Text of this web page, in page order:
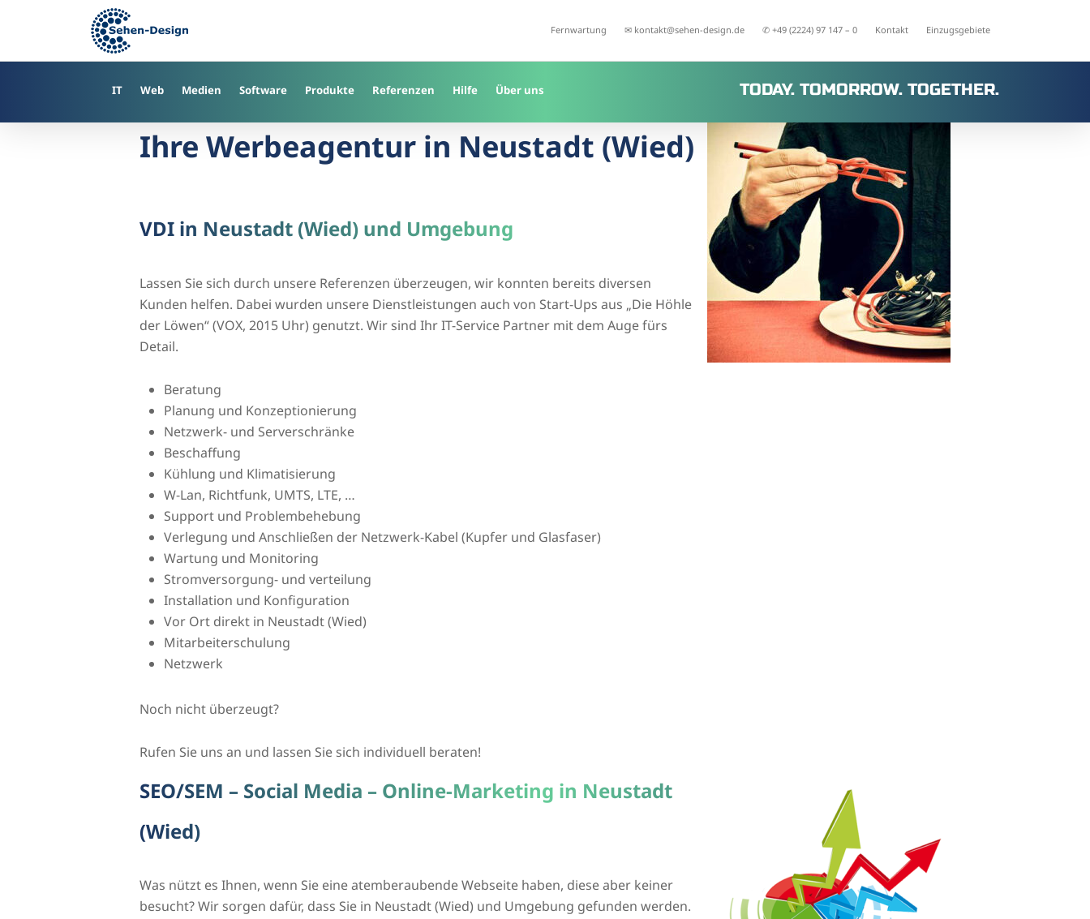
Fernwartung ✉ kontakt@sehen-design.de ✆ +49 (2224) 97 147 – 0 Kontakt Einzugsgebiete
IT Web Medien Software Produkte Referenzen Hilfe Über uns TODAY. TOMORROW. TOGETHER.
Ihre Werbeagentur in Neustadt (Wied)
VDI in Neustadt (Wied) und Umgebung
Lassen Sie sich durch unsere Referenzen überzeugen, wir konnten bereits diversen
Kunden helfen. Dabei wurden unsere Dienstleistungen auch von Start-Ups aus „Die Höhle
der Löwen“ (VOX, 2015 Uhr) genutzt. Wir sind Ihr IT-Service Partner mit dem Auge fürs
Detail.
Beratung
Planung und Konzeptionierung
Netzwerk- und Serverschränke
Beschaffung
Kühlung und Klimatisierung
W-Lan, Richtfunk, UMTS, LTE, …
Support und Problembehebung
Verlegung und Anschließen der Netzwerk-Kabel (Kupfer und Glasfaser)
Wartung und Monitoring
Stromversorgung- und verteilung
Installation und Konfiguration
Vor Ort direkt in Neustadt (Wied)
Mitarbeiterschulung
Netzwerk
Noch nicht überzeugt?
Rufen Sie uns an und lassen Sie sich individuell beraten!
SEO/SEM – Social Media – Online-Marketing in Neustadt
(Wied)
Was nützt es Ihnen, wenn Sie eine atemberaubende Webseite haben, diese aber keiner
besucht? Wir sorgen dafür, dass Sie in Neustadt (Wied) und Umgebung gefunden werden.